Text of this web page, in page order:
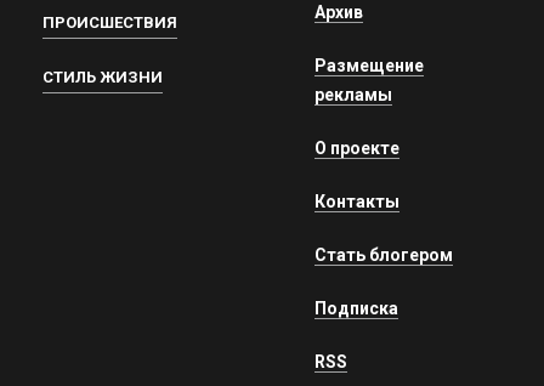
ПРОИСШЕСТВИЯ
СТИЛЬ ЖИЗНИ
Архив
Размещение
рекламы
О проекте
Контакты
Стать блогером
Подписка
RSS